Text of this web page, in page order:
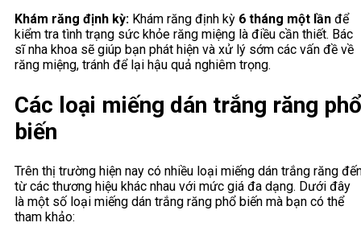
Khám răng định kỳ: Khám răng định kỳ 6 tháng một lần để
kiểm tra tình trạng sức khỏe răng miệng là điều cần thiết. Bác
sĩ nha khoa sẽ giúp bạn phát hiện và xử lý sớm các vấn đề về
răng miệng, tránh để lại hậu quả nghiêm trọng.
Các loại miếng dán trắng răng phổ
biến
Trên thị trường hiện nay có nhiều loại miếng dán trắng răng
từ các thương hiệu khác nhau với mức giá đa dạng. Dưới đây
là một số loại miếng dán trắng răng phổ biến mà bạn có thể
tham khảo: